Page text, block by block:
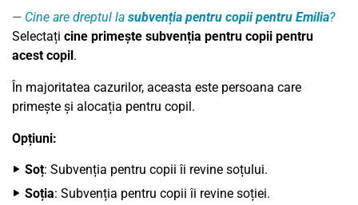
Cine are dreptul la subvenția pentru copii pentru Emilia?
Selectați cine primește subvenția pentru copii pentru
acest copil.
În majoritatea cazurilor, aceasta este persoana care
primește și alocația pentru copil.
Opțiuni:
Soț: Subvenția pentru copii îi revine soțului.
Soția: Subvenția pentru copii îi revine soției.